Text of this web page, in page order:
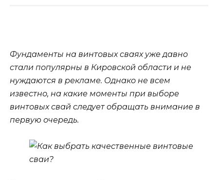
Фундаменты на винтовых сваях уже давно
стали популярны в Кировской области и не
нуждаются в рекламе. Однако не всем
известно, на какие моменты при выборе
винтовых свай следует обращать внимание в
первую очередь.